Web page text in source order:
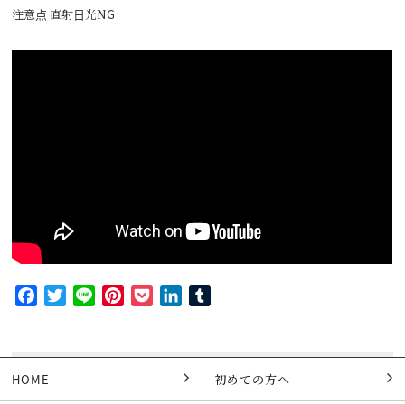
注意点 直射日光NG
FacebookTwitterLine PinterestPocketLinkedIn
HOME 初めての方へ